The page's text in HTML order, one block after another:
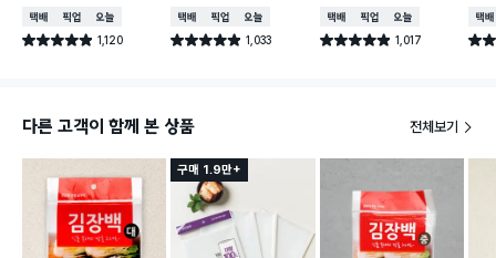
30m
택배배송매장픽업오늘배송
별점 4.9점 1,120
건 작성
택배배송매장픽업오늘배송
별점 4.9점 1,033
건 작성
매 30X40 cm
택배배송매장픽업오늘배송
별점 4.9점 1,017
건 작성
택배
별점
다른 고객이 함께 본 상품 전체보기
구매 1.9만+